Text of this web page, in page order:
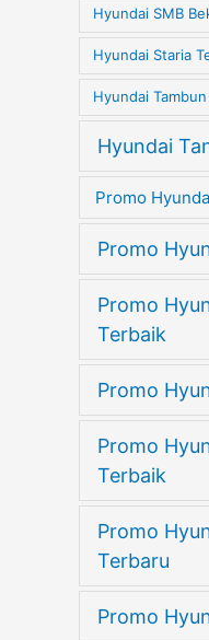
Hyundai SMB
Hyundai Staria
Hyundai
Hyundai
Promo
Promo
Promo
Terbaik
Promo
Promo
Terbaik
Promo
Terbaru
Promo